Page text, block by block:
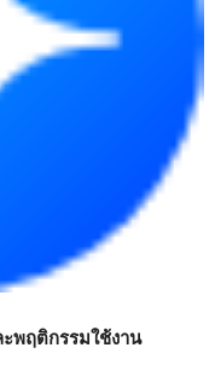
พฤติกรรมใช้งาน